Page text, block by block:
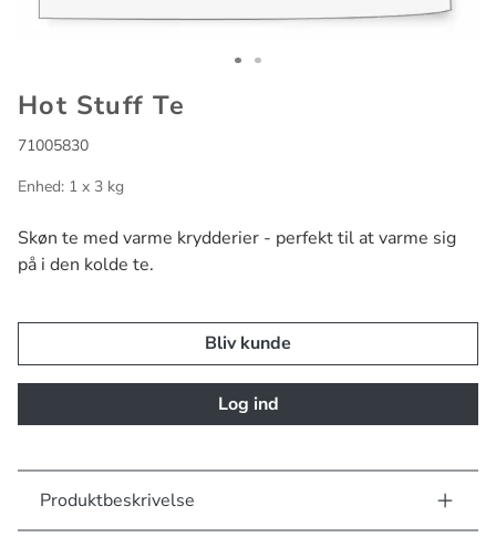
Hot Stuff Te
71005830
Enhed: 1 x 3 kg
Skøn te med varme krydderier - perfekt til at varme sig
på i den kolde te.
Bliv kunde
Log ind
Produktbeskrivelse